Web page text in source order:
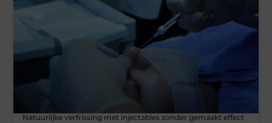
Natuurlijke verfrissing met injectables zonder gemaakt effect